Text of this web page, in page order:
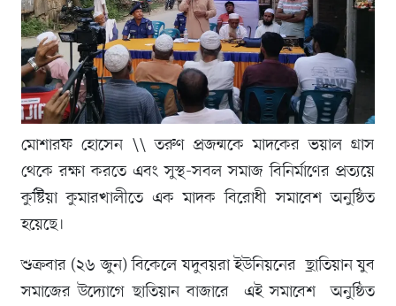
মোশারফ হোসেন \\ তরুণ প্রজন্মকে মাদকের ভয়াল গ্রাস
থেকে রক্ষা করতে এবং সুস্থ-সবল সমাজ বিনির্মাণের প্রত্যয়ে
কুষ্টিয়া কুমারখালীতে এক মাদক বিরোধী সমাবেশ অনুষ্ঠিত
হয়েছে।
শুক্রবার (২৬ জুন) বিকেলে যদুবয়রা ইউনিয়নেরছাতিয়ান যুব
সমাজের উদ্যোগে ছাতিয়ান বাজারে এই সমাবেশ অনুষ্ঠিত